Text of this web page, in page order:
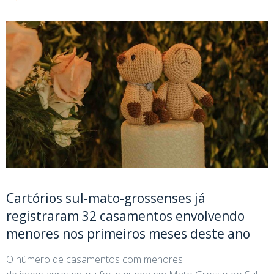
Cartórios sul-mato-grossenses já
registraram 32 casamentos envolvendo
menores nos primeiros meses deste ano
O número de casamentos com menores